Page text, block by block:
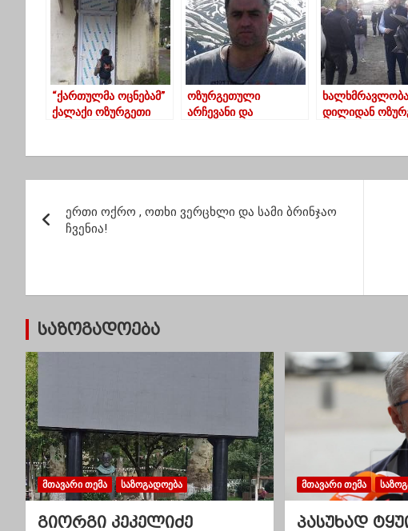
ლარი ჯდებოდა, 2021
წლის ბიუჯეტით, ჯდება
1 მილიარდი
ადამიანი
“ქართულმა ოცნებამ”
ქალაქი ოზურგეთი
ოზურგეთული
არჩევანი და
ხასიათის
ხალხმრავლობა
დილიდან
თავისუფლება
ო
ტ
ი
ს
ნ
ა
ვ
ი
გ
ერთი ოქრო , ოთხი ვერცხლი და სამი ბრინჯაო
ჩვენია!
საზოგადოება
ᲛᲗᲐᲕᲐᲠᲘ ᲗᲔᲛᲐ ᲡᲐᲖᲝᲒᲐᲓᲝᲔᲑᲐ
გიორგი კეკელიძე
ᲛᲗᲐᲕᲐᲠᲘ ᲗᲔᲛᲐ
პასუხად